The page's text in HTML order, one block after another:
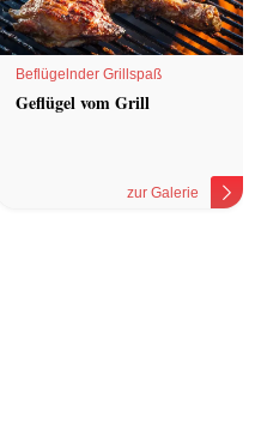
Beflügelnder Grillspaß
Geflügel vom Grill
zur Galerie